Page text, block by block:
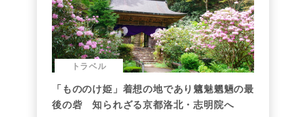
トラベル
「もののけ姫」着想の地であり魑魅魍魎の最
後の砦 知られざる京都洛北・志明院へ